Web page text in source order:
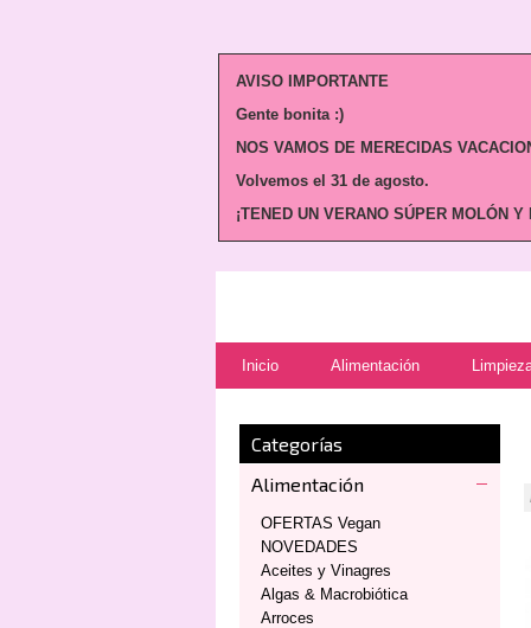
AVISO IMPORTANTE
Gente bonita :)
NOS VAMOS DE MERECIDAS
Volvemos el 31 de agosto.
¡TENED UN VERANO SÚPER MOLÓN
Inicio Alimentación
Categorías
Alimentación
OFERTAS Vegan
NOVEDADES
Aceites y Vinagres
Algas & Macrobiótica
Arroces